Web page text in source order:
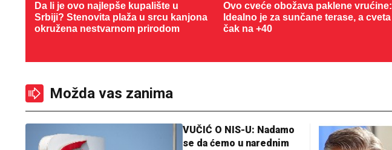
Da li je ovo najlepše kupalište u
Srbiji? Stenovita plaža u srcu kanjona
okružena nestvarnom prirodom
Ovo cveće obožava paklene vrućine:
Idealno je za sunčane terase, a cveta
čak na +40
Možda vas zanima
VUČIĆ O NIS-U: Nadamo
se da ćemo u narednim